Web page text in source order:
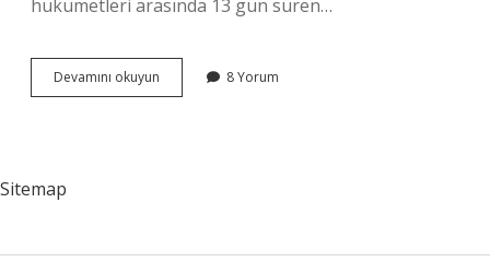
hükümetleri arasında 13 gün süren…
Devamını okuyun
Krizi
8 Yorum
Sitemap